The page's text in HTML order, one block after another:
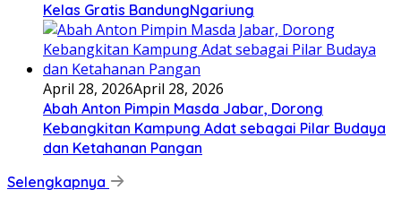
Kelas Gratis BandungNgariung
April 28, 2026April 28, 2026
Abah Anton Pimpin Masda Jabar, Dorong
Kebangkitan Kampung Adat sebagai Pilar Budaya
dan Ketahanan Pangan
Selengkapnya